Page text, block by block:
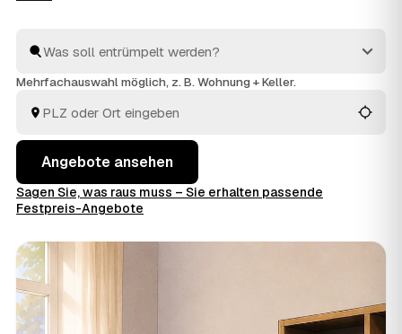
Festpreisen. Sie wählen das beste Angebot aus, der
Rest passiert vor Ort: ausräumen, abtransportieren,
Mehrfachauswahl möglich, z. B. Wohnung + Keller.
Angebote ansehen
Sagen Sie, was raus muss – Sie erhalten passende
Festpreis-Angebote